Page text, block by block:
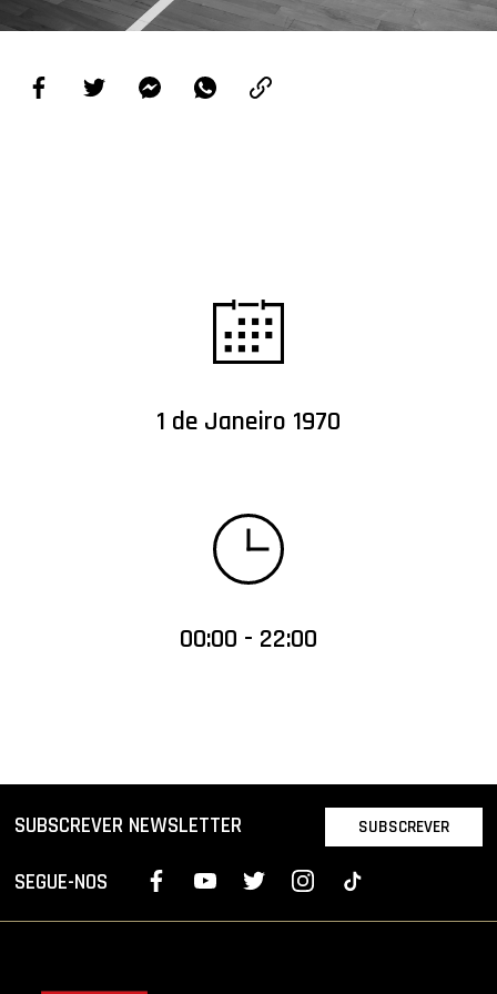
PROJETOS
LIGA BETCLIC MASCULINA
1 de Janeiro 1970
00:00 - 22:00
SUBSCREVER NEWSLETTER SUBSCREVER
SEGUE-NOS